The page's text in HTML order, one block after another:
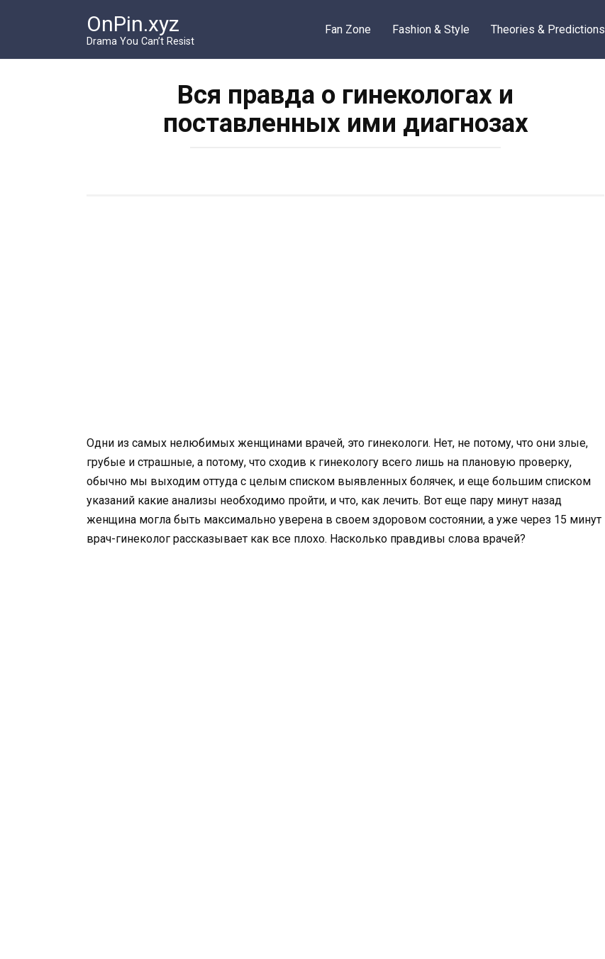
OnPin.xyz
Drama You Can’t Resist
Fan Zone Fashion & Style Theories & Predictions
Вся правда о гинекологах и
поставленных ими диагнозах
Одни из самых нелюбимых женщинами врачей, это гинекологи. Нет, не потому, что они злые,
грубые и страшные, а потому, что сходив к гинекологу всего лишь на плановую проверку,
обычно мы выходим оттуда с целым списком выявленных болячек, и еще большим списком
указаний какие анализы необходимо пройти, и что, как лечить. Вот еще пару минут назад
женщина могла быть максимально уверена в своем здоровом состоянии, а уже через 15 минут
врач-гинеколог рассказывает как все плохо. Насколько правдивы слова врачей?